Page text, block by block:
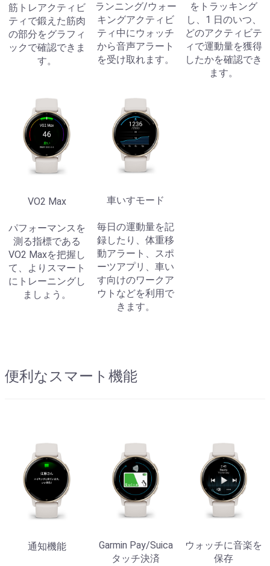
筋トレアクティビ
ティで鍛えた筋肉
の部分をグラフィ
ックで確認できま
す。
ランニング/ウォー
キングアクティビ
ティ中にウォッチ
から音声アラート
を受け取れます。
をトラッキング
し、1 日のいつ、
どのアクティビテ
ィで運動量を獲得
したかを確認でき
ます。
VO2 Max
パフォーマンスを
測る指標である
VO2 Maxを把握し
て、よりスマート
にトレーニングし
ましょう。
車いすモード
毎日の運動量を記
録したり、体重移
動アラート、スポ
ーツアプリ、車い
す向けのワークア
ウトなどを利用で
きます。
便利なスマート機能
通知機能
Garmin Pay/Suica
タッチ決済
ウォッチに音楽を
保存